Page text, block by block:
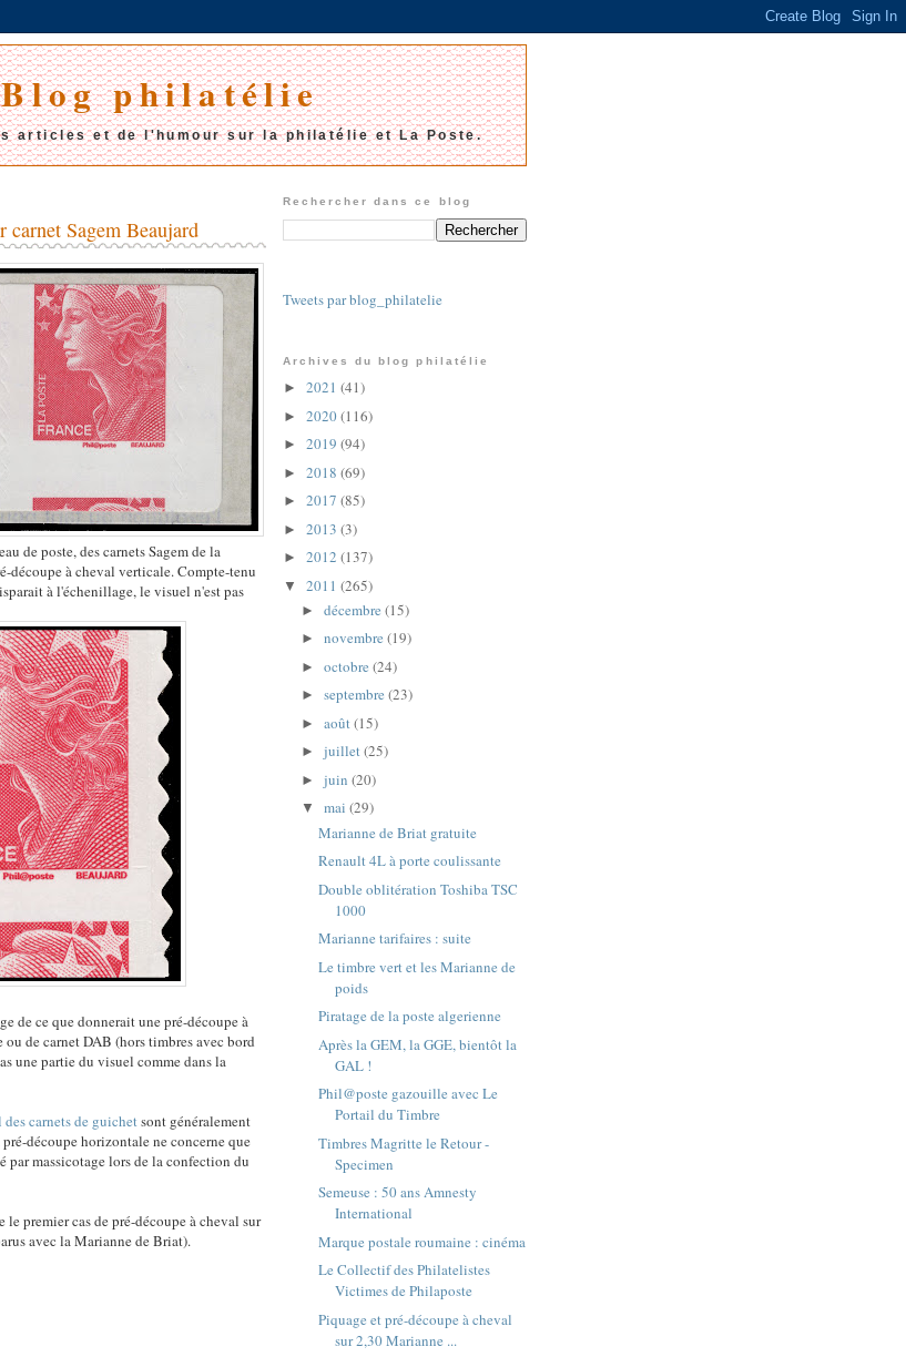
Blog philatélie
articles et de l'humour sur la philatélie et La Poste.
carnet Sagem Beaujard
de poste, des carnets Sagem de la
découpe à cheval verticale. Compte-tenu
à l'échenillage, le visuel n'est pas
de ce que donnerait une pré-découpe à
de carnet DAB (hors timbres avec bord
une partie du visuel comme dans la
carnets de guichetsont généralement
découpe horizontale ne concerne que
par massicotage lors de la confection du
le premier cas de pré-découpe à cheval sur
avec la Marianne de Briat).
Rechercher dans ce blog
Tweets par blog_philatelie
Archives du blog philatélie
► 2021 (41)
► 2020(116)
► 2019 (94)
► 2018 (69)
► 2017 (85)
► 2013 (3)
► 2012 (137)
▼ 2011 (265)
► décembre (15)
► novembre (19)
► octobre (24)
► septembre (23)
► août(15)
► juillet(25)
► juin (20)
▼ mai (29)
Marianne de Briat gratuite
Renault 4L à porte coulissante
Double oblitération Toshiba TSC
1000
Marianne tarifaires : suite
Le timbre vert et les Marianne de
poids
Piratage de la poste algerienne
Après la GEM, la GGE, bientôt la
GAL !
Phil@poste gazouille avec Le
Portail du Timbre
Timbres Magritte le Retour -
Specimen
Semeuse : 50 ans Amnesty
International
Marque postale roumaine : cinéma
Le Collectif des Philatelistes
Victimes de Philaposte
Piquage et pré-découpe à cheval
sur 2,30 Marianne ...